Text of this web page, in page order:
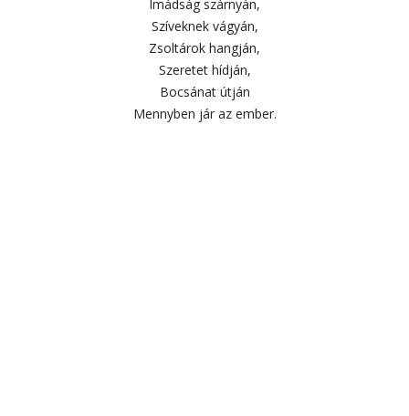
Imádság szárnyán,
Szíveknek vágyán,
Zsoltárok hangján,
Szeretet hídján,
Bocsánat útján
Mennyben jár az ember.